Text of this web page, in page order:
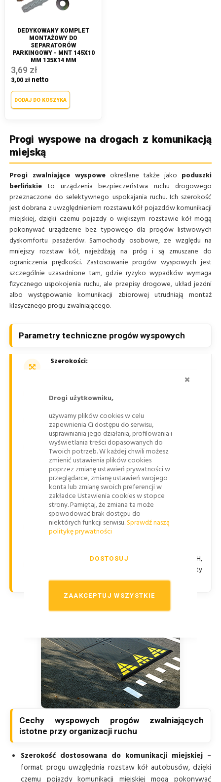
Drogi użytkowniku,
używamy plików cookies w celu
zapewnienia Ci dostępu do serwisu,
usprawniania jego działania, profilowania i
wyświetlania treści dopasowanych do
Twoich potrzeb. W każdej chwili możesz
zmienić ustawienia plików cookies
poprzez zmianę ustawień prywatności w
przeglądarce, zmianę ustawień swojego
konta lub zmianę swoich preferencji w
zakładce Ustawienia cookies w stopce
strony. Pamiętaj, że zmiana ta może
spowodować brak dostępu do
niektórych funkcji serwisu.Sprawdź naszą
politykę prywatności
ZAAKCEPTUJ WSZYSTKIE
DOSTOSUJ
DEDYKOWANY KOMPLET
MONTAŻOWY DO
SEPARATORÓW
PARKINGOWY - MNT 145X10
MM 135X14 MM
3,69 zł
3,00 zł
DODAJ DO KOSZYKA
Progi wyspowe na drogach z komunikacją
miejską
Progi zwalniające wyspoweokreślane także jako poduszki
berlińskie to urządzenia bezpieczeństwa ruchu drogowego
przeznaczone do selektywnego uspokajania ruchu. Ich szerokość
jest dobrana z uwzględnieniem rozstawu kół pojazdów komunikacji
miejskiej, dzięki czemu pojazdy o większym rozstawie kół mogą
pokonywać urządzenie bez typowego dla progów listwowych
dyskomfortu pasażerów. Samochody osobowe, ze względu na
mniejszy rozstaw kół, najeżdżają na próg i są zmuszane do
ograniczenia prędkości. Zastosowanie progów wyspowych jest
szczególnie uzasadnione tam, gdzie ryzyko wypadków wymaga
fizycznego uspokojenia ruchu, ale przepisy drogowe, układ jezdni
albo występowanie komunikacji zbiorowej utrudniają montaż
klasycznego progu zwalniającego.
Parametry techniczne progów wyspowych
Szerokości:
2000 mm lub 3000 mm
Wysokość:
65 mm lub 60 mm
Budowa:
konstrukcja z 4 lub 6 elementów
Materiał:
guma pochodząca z recyklingu
Kolor:
czarny lub ceglasto-czerwony
Oznakowanie i widoczność:
taśma odblaskowa 3M, wariantowo symbol P-25
komplet akcesoriów montażowych, łączniki H,
korki gumowe oraz dedykowane komplety
montażowe
Cechy wyspowych progów zwalniających
istotne przy organizacji ruchu
Szerokość dostosowana do komunikacji miejskiej –
format progu uwzględnia rozstaw kół autobusów, dzięki
czemu pojazdy komunikacji miejskiej mogą pokonywać